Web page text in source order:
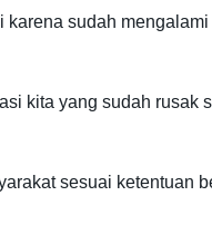
sudah
kita yang sudah rusak
sesuai ketentuan